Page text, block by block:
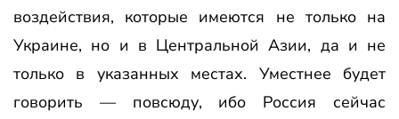
воздействия, которые имеются не только на
Украине, но и в Центральной Азии, да и не
только в указанных местах. Уместнее будет
говорить — повсюду, ибо Россия сейчас